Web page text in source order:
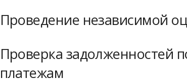
Проведение независимой
Проверка задолженностей
платежам